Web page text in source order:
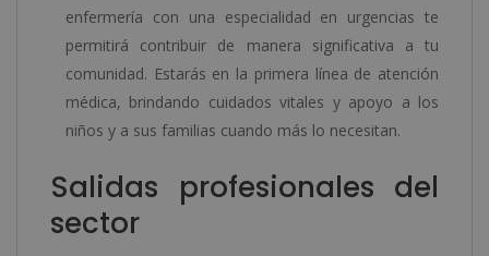
enfermería con una especialidad en urgencias te
permitirá contribuir de manera significativa a tu
comunidad. Estarás en la primera línea de atención
médica, brindando cuidados vitales y apoyo a los
niños y a sus familias cuando más lo necesitan.
Salidas profesionales del
sector